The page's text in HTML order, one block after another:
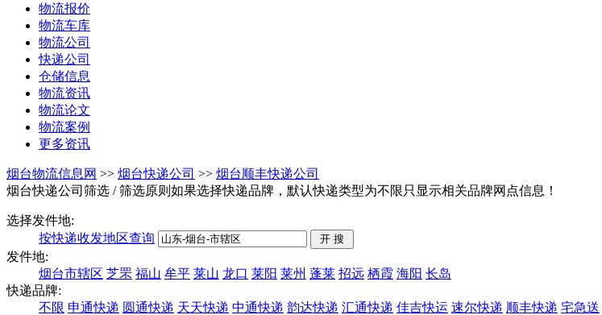
物流报价
物流车库
物流公司
快递公司
仓储信息
物流资讯
物流论文
物流案例
更多资讯
烟台物流信息网 >> 烟台快递公司 >> 烟台顺丰快递公司
烟台快递公司筛选 / 筛选原则如果选择快递品牌，默认快递类型为不限只显示相关品牌网点信息！
选择发件地:
按快递收发地区查询
发件地:
烟台市辖区 芝罘 福山 牟平 莱山 龙口 莱阳 莱州 蓬莱 招远 栖霞 海阳 长岛
快递品牌:
不限 申通快递 圆通快递 天天快递 中通快递 韵达快递 汇通快递 佳吉快运 速尔快递 顺丰快递 宅急送